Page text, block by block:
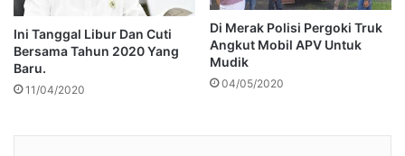
Ini Tanggal Libur Dan Cuti
Bersama Tahun 2020 Yang
Baru.
11/04/2020
Di Merak Polisi Pergoki Truk
Angkut Mobil APV Untuk
Mudik
04/05/2020